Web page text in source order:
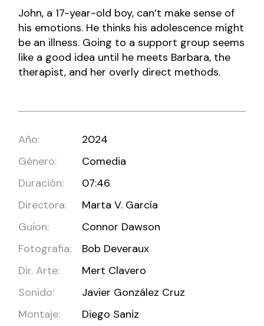
John, a 17-year-old boy, can’t make sense of
his emotions. He thinks his adolescence might
be an illness. Going to a support group seems
like a good idea until he meets Barbara, the
therapist, and her overly direct methods.
Año:
2024
Género:
Comedia
Duración:
07:46
Directora:
Marta V. García
Guion:
Connor Dawson
Fotografia:
Bob Deveraux
Dir. Arte:
Mert Clavero
Sonido:
Javier González Cruz
Montaje:
Diego Saniz